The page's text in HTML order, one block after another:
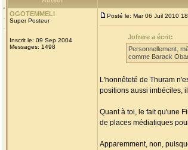
OGOTEMMELI
Super Posteur
Inscrit le: 09 Sep 2004
Messages: 1498
Posté le: Mar 06 Juil 2010
Jofrere a écrit:
Personnellement,
comme Barack
L'honnêteté de Thuram
positions aussi imbéciles,
Quant à toi, le fait qu'une
de places médiatiques
Apparemment, non,